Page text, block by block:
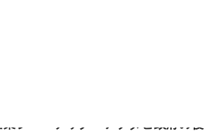
業シー・テック アブダビ政府の後